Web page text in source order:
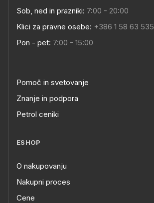
Sob, ned in prazniki: 7:00 - 20:00
Klici za pravne osebe: +386 1 58 63 535
Pon - pet: 7:00 - 15:00
Pomoč in svetovanje
Znanje in podpora
Petrol ceniki
ESHOP
O nakupovanju
Nakupni proces
Cene